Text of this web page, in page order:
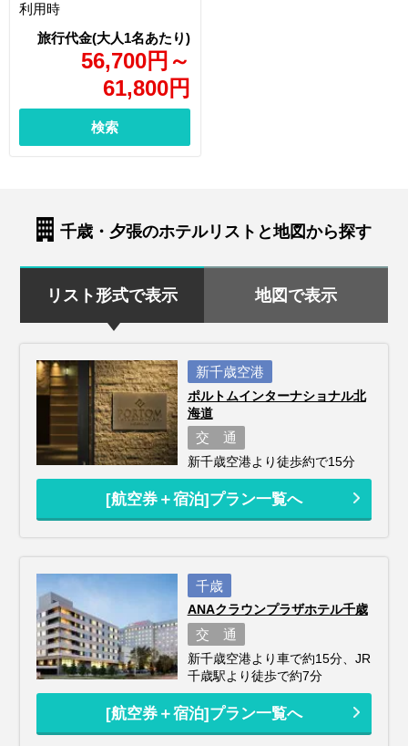
56,700円 ～
61,800円
利用時
検索
千歳・夕張のホテルリストと地図から探す
リスト形式で表示 地図で表示
新千歳空港
ポルトムインターナショナル北
海道
交 通
新千歳空港より徒歩約で15分
[航空券＋宿泊]プラン一覧へ
千歳
ANAクラウンプラザホテル千歳
交 通
新千歳空港より車で約15分、JR
千歳駅より徒歩で約7分
[航空券＋宿泊]プラン一覧へ